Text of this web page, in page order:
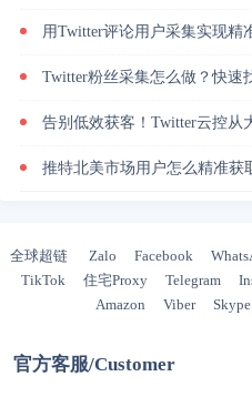
用Twitter评论用户采集实现精
Twitter粉丝采集怎么做？快速
告别低效获客！Twitter云控从大
推特北美市场用户怎么精准获
全球超链 Zalo Facebook
TikTok
住宅Proxy Telegram
Amazon
Viber Skype
官方客服/Customer